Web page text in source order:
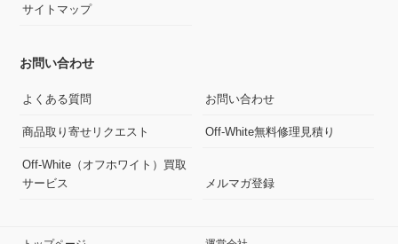
サイトマップ
お問い合わせ
よくある質問 お問い合わせ
商品取り寄せリクエスト Off-White無料修理見積り
Off-White（オフホワイト）買取
サービス
メルマガ登録